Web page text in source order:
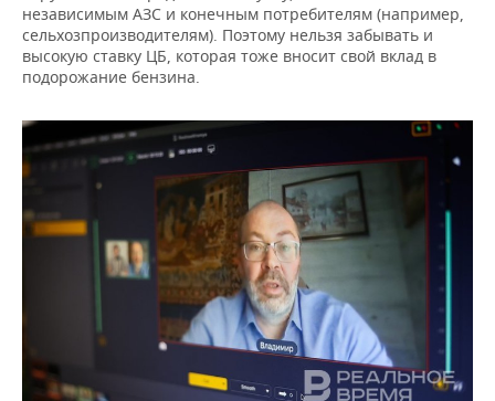
независимым АЗС и конечным потребителям (например,
сельхозпроизводителям). Поэтому нельзя забывать и
высокую ставку ЦБ, которая тоже вносит свой вклад в
подорожание бензина.